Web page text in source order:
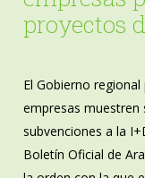
proyectos
El Gobierno
empresas muestren
subvenciones a la
Boletín Oficial de